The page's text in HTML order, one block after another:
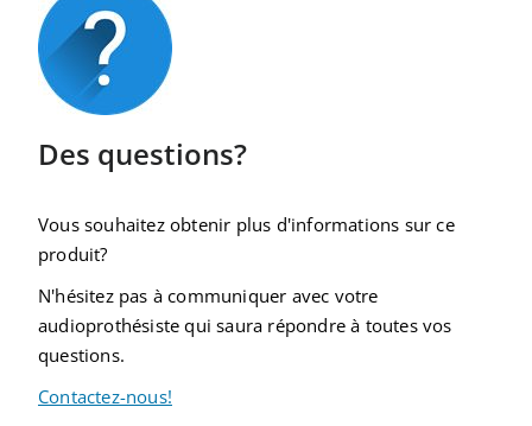
Des questions?
Vous souhaitez obtenir plus d'informations sur ce
produit?
N'hésitez pas à communiquer avec votre
audioprothésiste qui saura répondre à toutes vos
questions.
Contactez-nous!